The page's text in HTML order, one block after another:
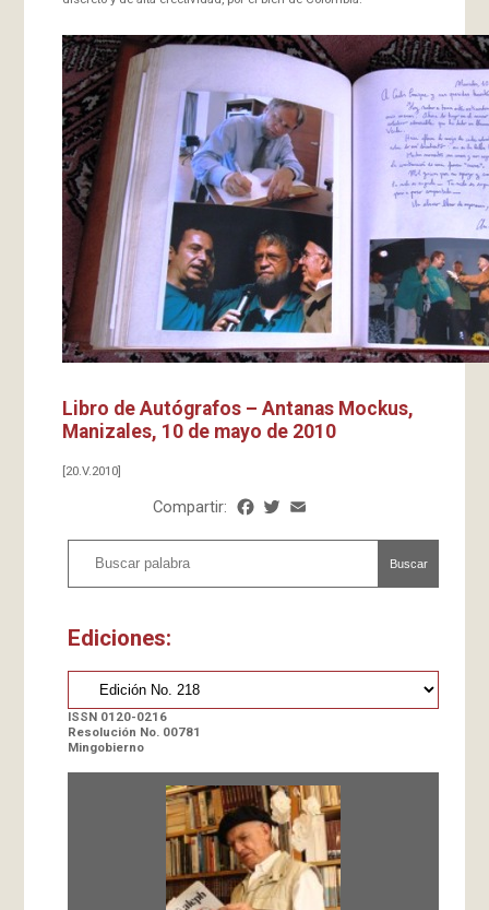
Libro de Autógrafos – Antanas Mockus,
Manizales, 10 de mayo de 2010
[20.V.2010]
Compartir: Facebook
Twitter
Buscar
Ediciones:
ISSN 0120-0216
Resolución No. 00781
Mingobierno